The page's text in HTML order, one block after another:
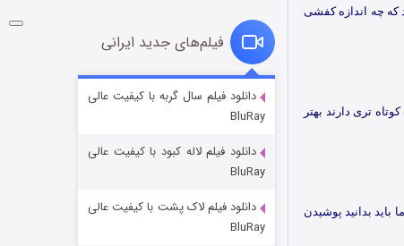
که چه اندازه کفشی
تری دارند بهتر
بدانید پوشیدن
شوگر فصل ۲
قسمت
فیلم‌های جدید ایرانی
دانلود فیلم سال گربه با کیفیت عالی
BluRay
دانلود فیلم لاله کبود با کیفیت عالی
BluRay
دانلود فیلم لاک پشت با کیفیت عالی
BluRay